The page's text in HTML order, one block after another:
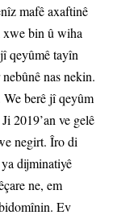
mafê axaftinê
xwe bin û wiha
qeyûmê tayîn
nas nekin.
berê jî qeyûm
2019’an ve gelê
negirt. Îro di
dijminatiyê
ne, em
Ev